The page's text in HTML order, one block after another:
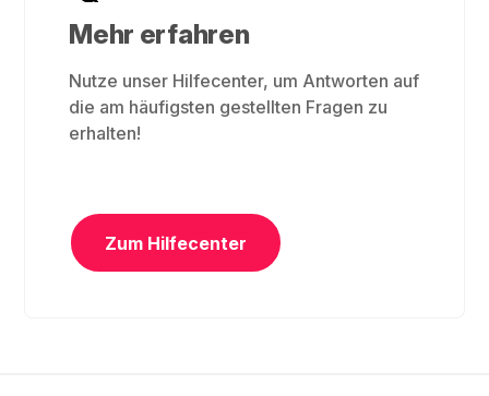
Mehr erfahren
Nutze unser Hilfecenter, um Antworten auf
die am häufigsten gestellten Fragen zu
erhalten!
Zum Hilfecenter